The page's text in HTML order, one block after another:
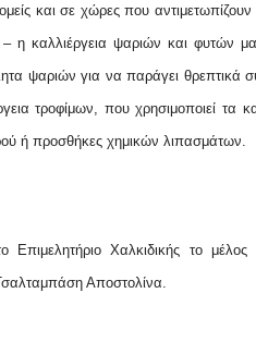
και σε χώρες που
– η καλλιέργεια ψαριών και φυτών
ψαριών για να παράγει θρεπτικά
τροφίμων, που χρησιμοποιεί τα
ή προσθήκες χημικών λιπασμάτων.
Χαλκιδικής το μέλος
Αποστολίνα.